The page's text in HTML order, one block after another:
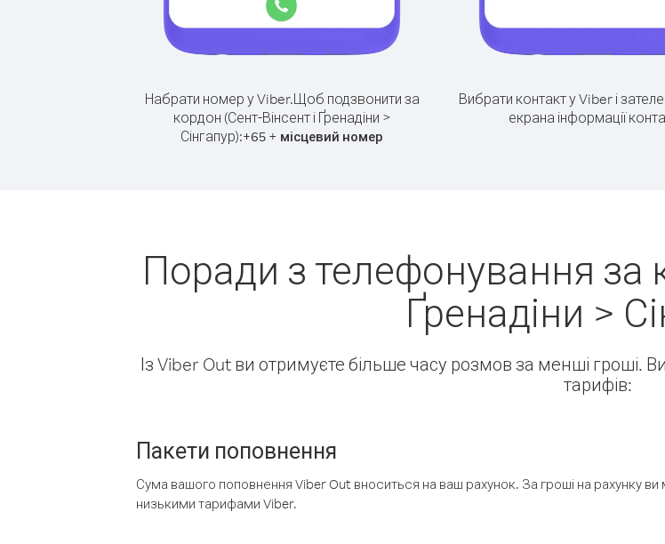
Набрати номер у Viber.Щоб подзвонити за
кордон (Сент-Вінсент і Ґренадіни >
Сінгапур):+65 + місцевий номер
Вибрати контакт у Viber і
екрана інформації
Поради з телефонування за
Ґренадіни >
Із Viber Out ви отримуєте більше часу розмов за менші гроші.
тарифів:
Пакети поповнення
Сума вашого поповнення Viber Out вноситься на ваш рахунок. За гроші на рахунку ви
низькими тарифами Viber.